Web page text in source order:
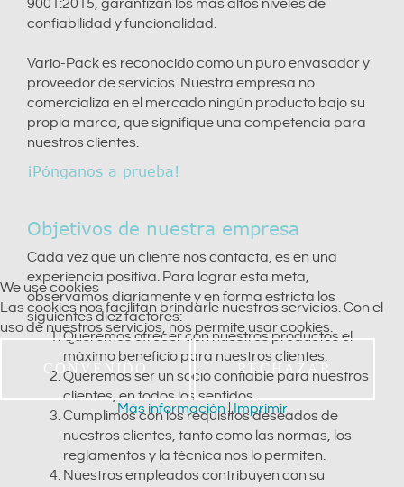
9001:2015, garantizan los más altos niveles de
confiabilidad y funcionalidad.
Vario-Pack es reconocido como un puro envasador y
proveedor de servicios. Nuestra empresa no
comercializa en el mercado ningún producto bajo su
propia marca, que signifique una competencia para
nuestros clientes.
¡Pónganos a prueba!
Objetivos de nuestra empresa
Cada vez que un cliente nos contacta, es en una
experiencia positiva. Para lograr esta meta,
observamos diariamente y en forma estricta los
siguientes diez factores:
Queremos ofrecer con nuestros productos el
máximo beneficio para nuestros clientes.
Queremos ser un socio confiable para nuestros
clientes, en todos los sentidos.
Cumplimos con los requisitos deseados de
nuestros clientes, tanto como las normas, los
reglamentos y la técnica nos lo permiten.
Nuestros empleados contribuyen con su
We use cookies
Las cookies nos facilitan brindarle nuestros servicios. Con el
uso de nuestros servicios, nos permite usar cookies.
CONVENIDO RECHAZAR
Más información | Imprimir